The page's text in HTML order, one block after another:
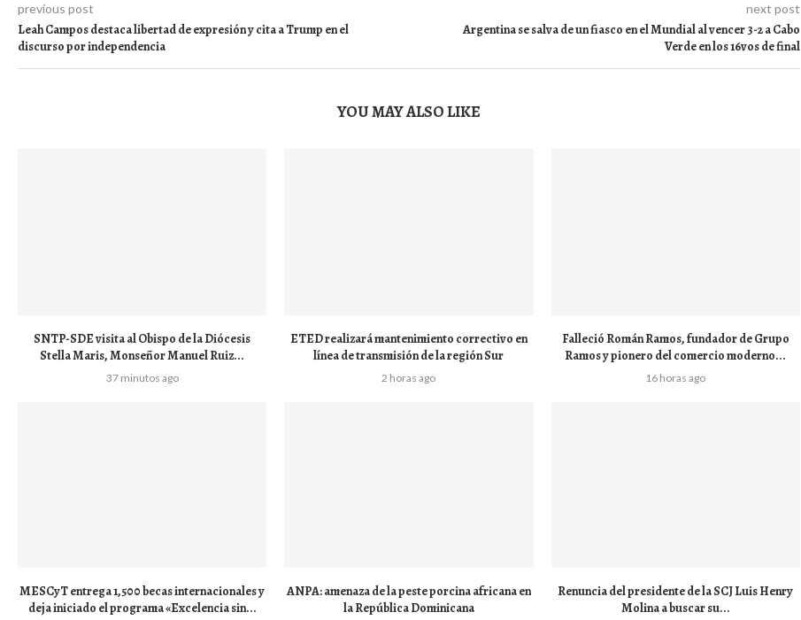
previous post
Leah Campos destaca libertad de expresión y cita a Trump en el
discurso por independencia
next post
Argentina se salva de un fiasco en el Mundial al vencer 3-2 a Cabo
Verde en los 16vos de final
YOU MAY ALSO LIKE
SNTP-SDE visita al Obispo de la Diócesis
Stella Maris, Monseñor Manuel Ruiz...
37 minutos ago
ETED realizará mantenimiento correctivo en
línea de transmisión de la región Sur
2 horas ago
Falleció Román Ramos, fundador de Grupo
Ramos y pionero del comercio moderno...
16 horas ago
MESCyT entrega 1,500 becas internacionales y
deja iniciado el programa «Excelencia sin...
ANPA: amenaza de la peste porcina africana en
la República Dominicana
Renuncia del presidente de la SCJ Luis Henry
Molina a buscar su...